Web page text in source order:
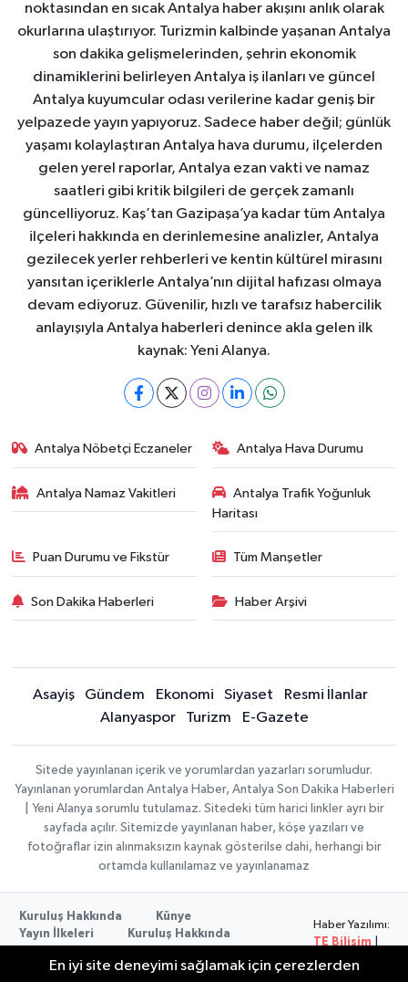
noktasından en sıcak Antalya haber akışını anlık olarak
okurlarına ulaştırıyor. Turizmin kalbinde yaşanan Antalya
son dakika gelişmelerinden, şehrin ekonomik
dinamiklerini belirleyen Antalya iş ilanları ve güncel
Antalya kuyumcular odası verilerine kadar geniş bir
yelpazede yayın yapıyoruz. Sadece haber değil; günlük
yaşamı kolaylaştıran Antalya hava durumu, ilçelerden
gelen yerel raporlar, Antalya ezan vakti ve namaz
saatleri gibi kritik bilgileri de gerçek zamanlı
güncelliyoruz. Kaş’tan Gazipaşa’ya kadar tüm Antalya
ilçeleri hakkında en derinlemesine analizler, Antalya
gezilecek yerler rehberleri ve kentin kültürel mirasını
yansıtan içeriklerle Antalya’nın dijital hafızası olmaya
devam ediyoruz. Güvenilir, hızlı ve tarafsız habercilik
anlayışıyla Antalya haberleri denince akla gelen ilk
kaynak: Yeni Alanya.
Antalya Nöbetçi Eczaneler Antalya Hava Durumu
Antalya Namaz Vakitleri
Antalya Trafik Yoğunluk
Haritası
Puan Durumu ve Fikstür Tüm Manşetler
Son Dakika Haberleri Haber Arşivi
Asayiş Gündem Ekonomi Siyaset
Resmi İlanlar
Alanyaspor
Turizm E-Gazete
Sitede yayınlanan içerik ve yorumlardan yazarları sorumludur.
Yayınlanan yorumlardan Antalya Haber, Antalya Son Dakika Haberleri
| Yeni Alanya sorumlu tutulamaz. Sitedeki tüm harici linkler ayrı bir
sayfada açılır. Sitemizde yayınlanan haber, köşe yazıları ve
fotoğraflar izin alınmaksızın kaynak gösterilse dahi, herhangi bir
ortamda kullanılamaz ve yayınlanamaz
Kuruluş Hakkında
Künye
Yayın İlkeleri
Kuruluş Hakkında
Kullanım Şartları
Haber Yazılımı:
TE Bilişim
Copyright ©
En iyi site deneyimi sağlamak için çerezlerden